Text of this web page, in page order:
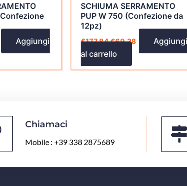
Aggiungi
SCHIUMA SERRAMENTO
PUP W 750 (Confezione da
12pz)
€177,84€69,38
Aggiungi
al carrello
Chiamaci
Mobile : +39 338 2875689